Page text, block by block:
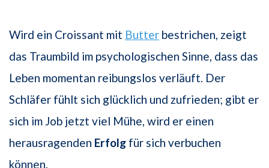
Wird ein Croissant mit Butter bestrichen, zeigt
das Traumbild im psychologischen Sinne, dass das
Leben momentan reibungslos verläuft. Der
Schläfer fühlt sich glücklich und zufrieden; gibt er
sich im Job jetzt viel Mühe, wird er einen
herausragenden Erfolg für sich verbuchen
können.